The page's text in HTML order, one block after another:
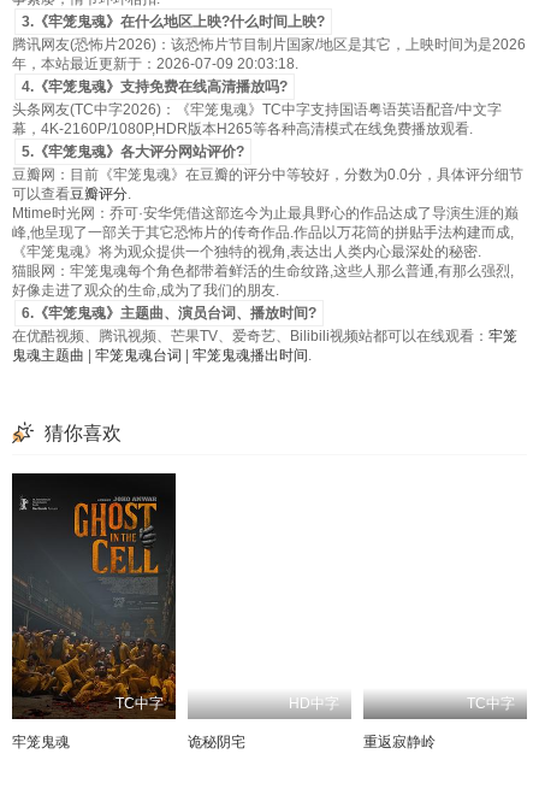
3.《牢笼鬼魂》在什么地区上映?什么时间上映?
腾讯网友(恐怖片2026)：该恐怖片节目制片国家/地区是其它，上映时间为是2026
年，本站最近更新于：2026-07-09 20:03:18.
4.《牢笼鬼魂》支持免费在线高清播放吗?
头条网友(TC中字2026)：《牢笼鬼魂》TC中字支持国语粤语英语配音/中文字
幕，4K-2160P/1080P,HDR版本H265等各种高清模式在线免费播放观看.
5.《牢笼鬼魂》各大评分网站评价?
豆瓣网：目前《牢笼鬼魂》在豆瓣的评分中等较好，分数为0.0分，具体评分细节
可以查看豆瓣评分.
Mtime时光网：乔可·安华凭借这部迄今为止最具野心的作品达成了导演生涯的巅
峰,他呈现了一部关于其它恐怖片的传奇作品.作品以万花筒的拼贴手法构建而成,
《牢笼鬼魂》将为观众提供一个独特的视角,表达出人类内心最深处的秘密.
猫眼网：牢笼鬼魂每个角色都带着鲜活的生命纹路,这些人那么普通,有那么强烈,
好像走进了观众的生命,成为了我们的朋友.
6.《牢笼鬼魂》主题曲、演员台词、播放时间?
在优酷视频、腾讯视频、芒果TV、爱奇艺、Bilibili视频站都可以在线观看： 牢笼
鬼魂主题曲
牢笼鬼魂台词 牢笼鬼魂播出时间 .
猜你喜欢
TC中字
牢笼鬼魂
HD中字
诡秘阴宅
TC中字
重返寂静岭